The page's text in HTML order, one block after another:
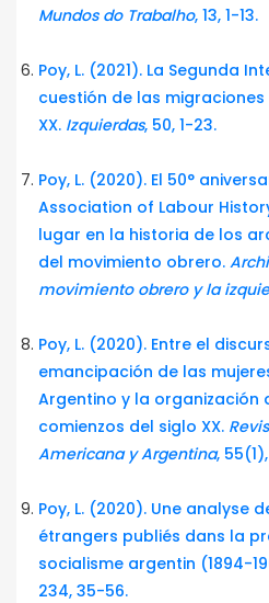
Mundos do Trabalho, 13, 1-13.
Poy, L. (2021). La Segunda
cuestión de las
XX. Izquierdas, 50, 1-23.
Poy, L. (2020). El 50°
Association of Labour
lugar en la historia de los
del movimiento obrero.
movimiento obrero y la
Poy, L. (2020). Entre el
emancipación de las
Argentino y la
comienzos del siglo XX.
Americana y Argentina,
Poy, L. (2020). Une analyse
étrangers publiés dans la
socialisme argentin (1894-
234, 35-56.